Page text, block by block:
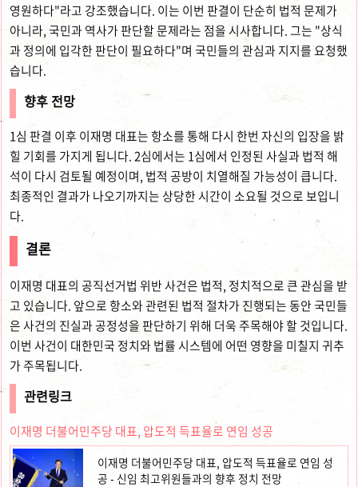
영원하다"라고 강조했습니다. 이는 이번 판결이 단순히 법적 문제가
아니라, 국민과 역사가 판단할 문제라는 점을 시사합니다. 그는 "상식
과 정의에 입각한 판단이 필요하다"며 국민들의 관심과 지지를 요청했
습니다.
향후 전망
1심 판결 이후 이재명 대표는 항소를 통해 다시 한번 자신의 입장을 밝
힐 기회를 가지게 됩니다. 2심에서는 1심에서 인정된 사실과 법적 해
석이 다시 검토될 예정이며, 법적 공방이 치열해질 가능성이 큽니다.
최종적인 결과가 나오기까지는 상당한 시간이 소요될 것으로 보입니
다.
결론
이재명 대표의 공직선거법 위반 사건은 법적, 정치적으로 큰 관심을 받
고 있습니다. 앞으로 항소와 관련된 법적 절차가 진행되는 동안 국민들
은 사건의 진실과 공정성을 판단하기 위해 더욱 주목해야 할 것입니다.
이번 사건이 대한민국 정치와 법률 시스템에 어떤 영향을 미칠지 귀추
가 주목됩니다.
관련링크
이재명 더불어민주당 대표, 압도적 득표율로 연임 성공
이재명 더불어민주당 대표, 압도적 득표율로 연임 성
공 - 신임 최고위원들과의 향후 정치 전망